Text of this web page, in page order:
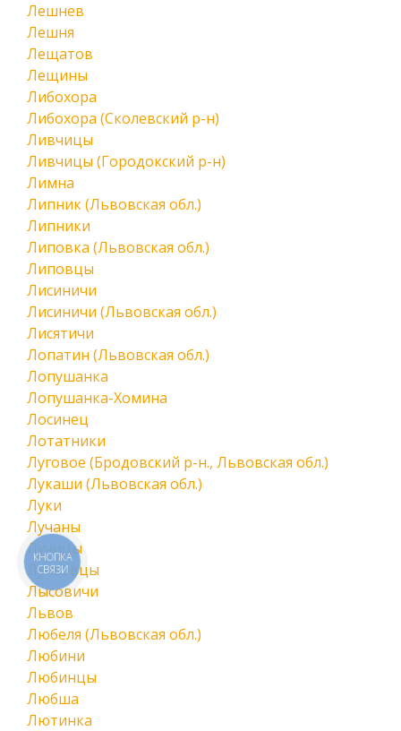
Лешнев
Лешня
Лещатов
Лещины
Либохора
Либохора (Сколевский р-н)
Ливчицы
Ливчицы (Городокский р-н)
Лимна
Липник (Львовская обл.)
Липники
Липовка (Львовская обл.)
Липовцы
Лисиничи
Лисиничи (Львовская обл.)
Лисятичи
Лопатин (Львовская обл.)
Лопушанка
Лопушанка-Хомина
Лосинец
Лотатники
Луговое (Бродовский р-н., Львовская обл.)
Лукаши (Львовская обл.)
Луки
Лучаны
Лучицы
Лучковцы
Лысовичи
Львов
Любеля (Львовская обл.)
Любини
Любинцы
Любша
Лютинка
КНОПКА
СВЯЗИ